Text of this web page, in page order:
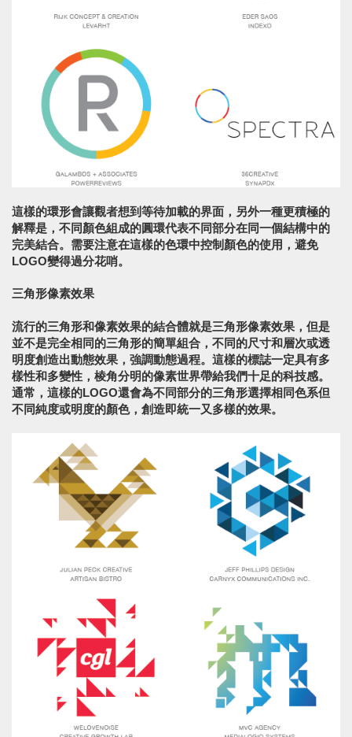
這樣的環形會讓觀者想到等待加載的界面，另外一種更積極的
解釋是，不同顏色組成的圓環代表不同部分在同一個結構中的
完美結合。需要注意在這樣的色環中控制顏色的使用，避免
LOGO變得過分花哨。
三角形像素效果
流行的三角形和像素效果的結合體就是三角形像素效果，但是
並不是完全相同的三角形的簡單組合，不同的尺寸和層次或透
明度創造出動態效果，強調動態過程。這樣的標誌一定具有多
樣性和多變性，棱角分明的像素世界帶給我們十足的科技感。
通常，這樣的LOGO還會為不同部分的三角形選擇相同色系但
不同純度或明度的顏色，創造即統一又多樣的效果。